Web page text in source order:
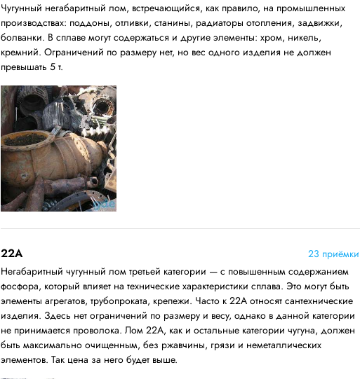
Чугунный негабаритный лом, встречающийся, как правило, на промышленных
производствах: поддоны, отливки, станины, радиаторы отопления, задвижки,
болванки. В сплаве могут содержаться и другие элементы: хром, никель,
кремний. Ограничений по размеру нет, но вес одного изделия не должен
превышать 5 т.
22A
23 приёмки
Негабаритный чугунный лом третьей категории — с повышенным содержанием
фосфора, который влияет на технические характеристики сплава. Это могут быть
элементы агрегатов, трубопроката, крепежи. Часто к 22А относят сантехнические
изделия. Здесь нет ограничений по размеру и весу, однако в данной категории
не принимается проволока. Лом 22А, как и остальные категории чугуна, должен
быть максимально очищенным, без ржавчины, грязи и неметаллических
элементов. Так цена за него будет выше.